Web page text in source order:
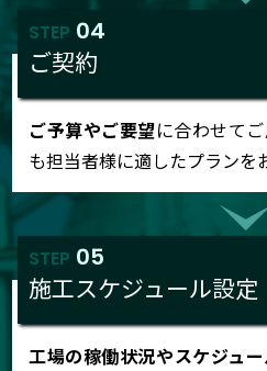
STEP 04
ご契約
ご予算やご要望に合わせて
も担当者様に適したプランを
STEP 05
施工スケジュール設定
工場の稼働状況やスケジュ